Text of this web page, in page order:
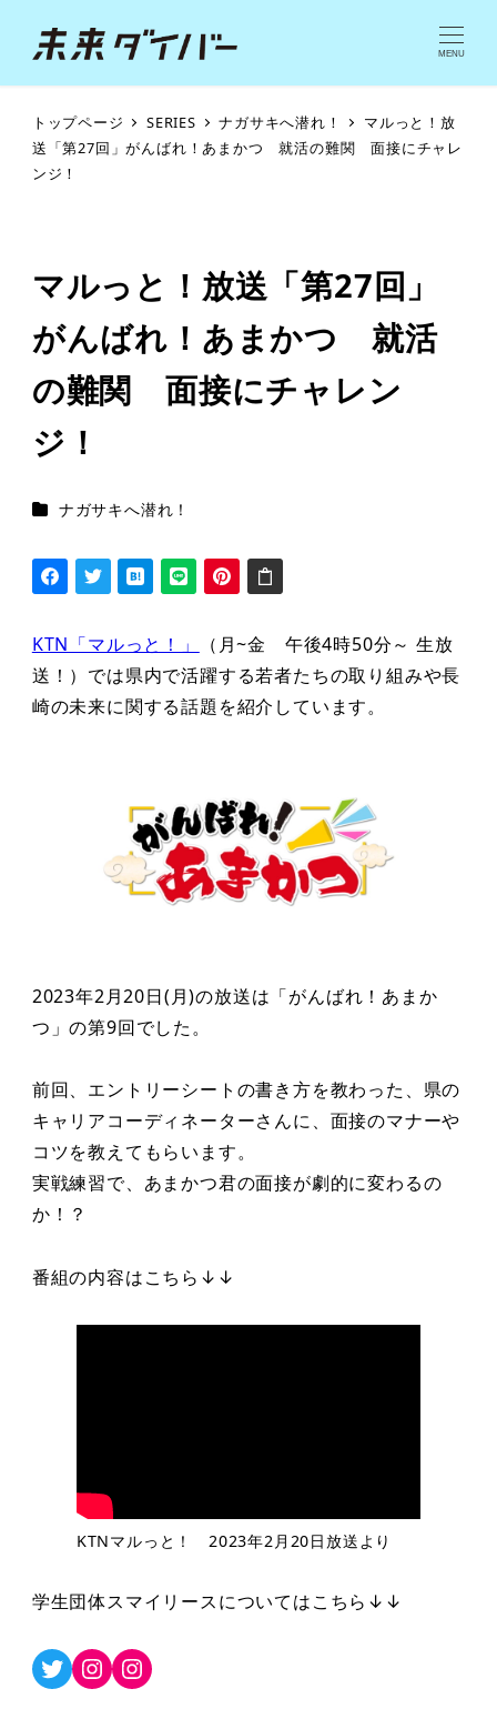
MENU
トップページ SERIES ナガサキへ潜れ！
マルっと！放
送「第27回」がんばれ！あまかつ 就活の難関 面接にチャレ
ンジ！
マルっと！放送「第27回」
がんばれ！あまかつ 就活
の難関 面接にチャレン
ジ！
シリーズカテゴリー
ナガサキへ潜れ！
KTN「マルっと！」
（月~金 午後4時50分～ 生放
送！）では県内で活躍する若者たちの取り組みや長
崎の未来に関する話題を紹介しています。
2023年2月20日(月)の放送は「がんばれ！あまか
つ」の第9回でした。
前回、エントリーシートの書き方を教わった、県の
キャリアコーディネーターさんに、面接のマナーや
コツを教えてもらいます。
実戦練習で、あまかつ君の面接が劇的に変わるの
か！？
番組の内容はこちら↓↓
KTNマルっと！ 2023年2月20日放送より
学生団体スマイリースについてはこちら↓↓
Twitter
Instagram
Instagram